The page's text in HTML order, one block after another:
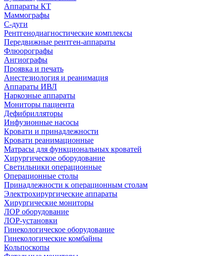
Аппараты КТ
Маммографы
С-дуги
Рентгенодиагностические комплексы
Передвижные рентген-аппараты
Флюорографы
Ангиографы
Проявка и печать
Анестезиология и реанимация
Аппараты ИВЛ
Наркозные аппараты
Мониторы пациента
Дефибрилляторы
Инфузионные насосы
Кровати и принадлежности
Кровати реанимационные
Матрасы для функциональных кроватей
Хирургическое оборудование
Светильники операционные
Операционные столы
Принадлежности к операционным столам
Электрохирургические аппараты
Хирургические мониторы
ЛОР оборудование
ЛОР-установки
Гинекологическое оборудование
Гинекологические комбайны
Кольпоскопы